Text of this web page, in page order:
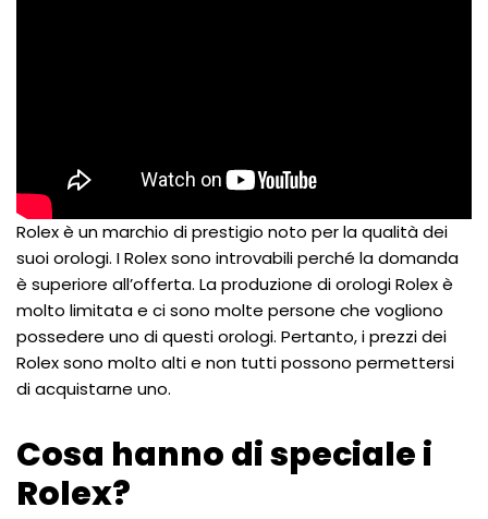
Rolex è un marchio di prestigio noto per la qualità dei
suoi orologi. I Rolex sono introvabili perché la domanda
è superiore all’offerta. La produzione di orologi Rolex è
molto limitata e ci sono molte persone che vogliono
possedere uno di questi orologi. Pertanto, i prezzi dei
Rolex sono molto alti e non tutti possono permettersi
di acquistarne uno.
Cosa hanno di speciale i
Rolex?